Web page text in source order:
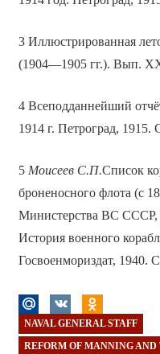
3 Иллюстрированная
(1904—1905 гг.). Вып.
4 Всеподданнейший
1914 г. Петроград, 1915.
5 Моисеев С.П.Список
броненосного флота (с
Министерства ВС
История военного
Госвоенмориздат,
NAVAL GENERAL STAFF
REFORM OF MANNING